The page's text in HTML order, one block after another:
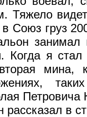
Тяжело
в Союз груз
Когда я стал
вторая
в